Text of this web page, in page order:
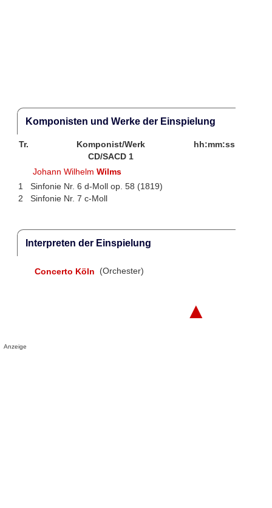
Komponisten und Werke der Einspielung
Tr. Komponist/Werk
hh:mm:ss
CD/SACD 1
Johann WilhelmWilms
1
Sinfonie Nr. 6 d-Moll op. 58 (1819)
2
Sinfonie Nr. 7 c-Moll
Interpreten der Einspielung
Concerto Köln (Orchester)
▲
Anzeige